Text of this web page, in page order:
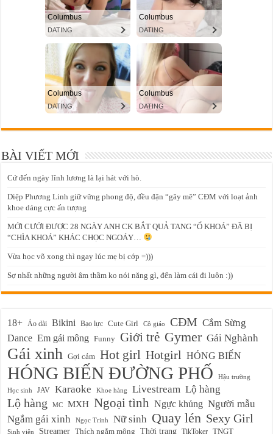
BÀI VIẾT MỚI
Cứ đến ngày lĩnh lương là lại hát với hò.
Diệp Phương Linh giữ vững phong độ, đều đặn “gây mê” CĐM với loạt ảnh
khoe dáng cực ấn tượng
MỚI CƯỚI ĐƯỢC 28 NGÀY ANH CK BẮT QUẢ TANG “Ổ KHOÁ” ĐÃ BỊ
“CHÌA KHOÁ” KHÁC CHỌC NGOÁY…
Vừa học võ xong thì ngay lúc mẹ bị cớp =)))
Sợ nhất những người âm thầm ko nói năng gì, đến làm cái đi luôn :))
18+ Áo dài Bikini Bạo lực Cute Girl Cô giáo CĐM Cắm Sừng
Dance Em gái mông Funny Giới trẻ Gymer Gái Nghành
Gái xinh Gợi cảm Hot girl Hotgirl HÓNG BIẾN
HÓNG BIẾN ĐƯỜNG PHỐ
Hậu trường
Học sinh
JAV Karaoke Khoe hàng Livestream Lộ hàng
Lộ hàng MC MXH Ngoại tình Ngực khủng Người mẫu
Ngắm gái xinh
Ngọc Trinh Nữ sinh Quay lén Sexy Girl
Sinh viên Streamer Thích ngắm mông Thời trang TikToker TNGT